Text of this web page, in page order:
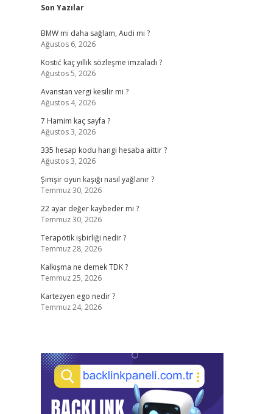
Sidebar
Son Yazılar
BMW mi daha sağlam, Audi mi ?
Ağustos 6, 2026
Kostić kaç yıllık sözleşme imzaladı ?
Ağustos 5, 2026
Avanstan vergi kesilir mi ?
Ağustos 4, 2026
7 Hamim kaç sayfa ?
Ağustos 3, 2026
335 hesap kodu hangi hesaba aittir ?
Ağustos 3, 2026
Şimşir oyun kaşığı nasıl yağlanır ?
Temmuz 30, 2026
22 ayar değer kaybeder mi ?
Temmuz 30, 2026
Terapötik işbirliği nedir ?
Temmuz 28, 2026
Kalkışma ne demek TDK ?
Temmuz 25, 2026
Kartezyen ego nedir ?
Temmuz 24, 2026